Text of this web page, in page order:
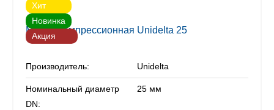
Хит
Новинка
Акция
Муфта компрессионная Unidelta 25
Производитель: Unidelta
Номинальный диаметр
DN:
25 мм